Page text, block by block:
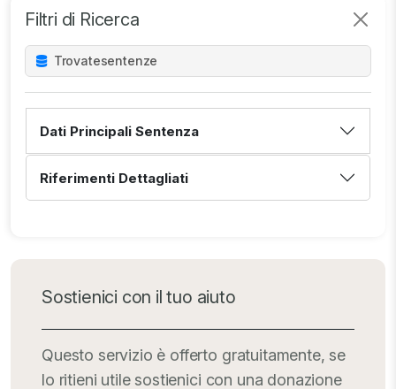
Filtri di Ricerca
Trovatesentenze
Dati Principali Sentenza
Riferimenti Dettagliati
Sostienici con il tuo aiuto
Questo servizio è offerto gratuitamente, se
lo ritieni utile sostienici con una donazione